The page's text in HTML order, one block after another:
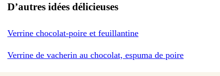
D’autres idées délicieuses
Verrine chocolat-poire et feuillantine
Verrine de vacherin au chocolat, espuma de poire